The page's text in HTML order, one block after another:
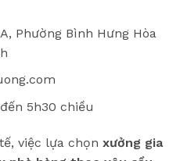
Phường Bình Hưng Hòa
5h30 chiều
việc lựa chọn xưởng gia